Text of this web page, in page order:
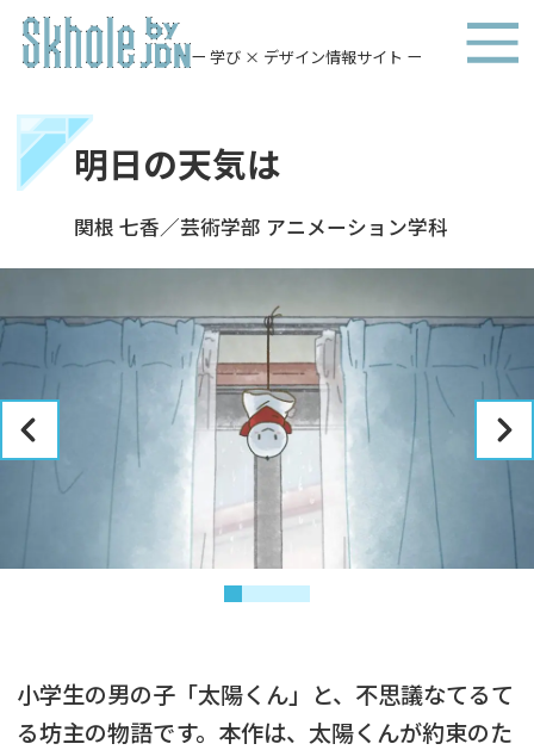
ー 学び × デザイン情報サイト ー
明日の天気は
関根 七香／芸術学部 アニメーション学科
小学生の男の子「太陽くん」と、不思議なてるて
る坊主の物語です。本作は、太陽くんが約束のた